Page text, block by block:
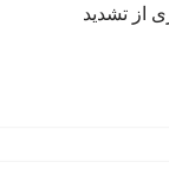
از تشدید